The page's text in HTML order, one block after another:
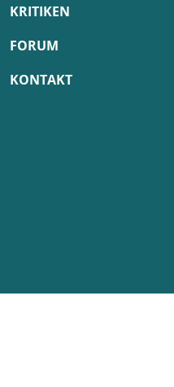
KRITIKEN
FORUM
KONTAKT